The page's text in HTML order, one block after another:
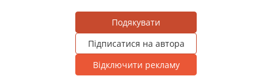
Подякувати
Підписатися на автора
Відключити рекламу